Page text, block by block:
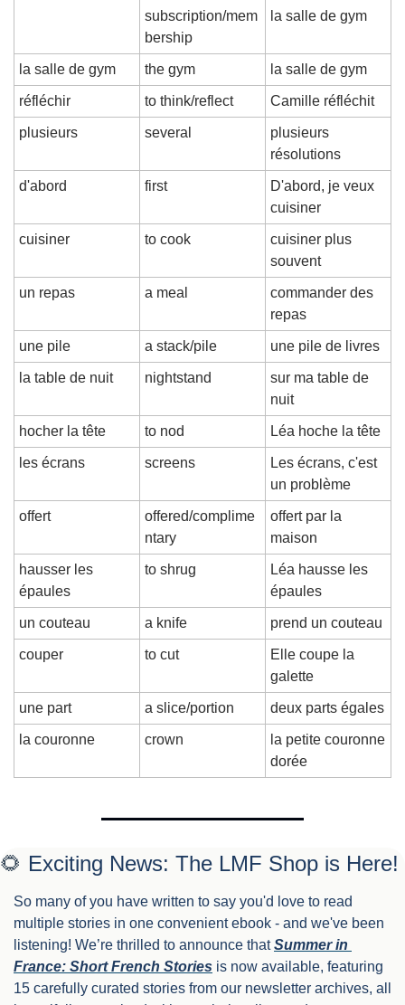
subscription/mem
bership
la salle de gym
la salle de gym the gym la salle de gym
réfléchir to think/reflect Camille réfléchit
plusieurs several
plusieurs
résolutions
d'abord first
D'abord, je veux
cuisiner
cuisiner to cook
cuisiner plus
souvent
un repas a meal
commander des
repas
une pile a stack/pile une pile de livres
la table de nuit nightstand
sur ma table de
nuit
hocher la tête to nod Léa hoche la tête
les écrans screens
Les écrans, c'est
un problème
offert
offered/complime
ntary
offert par la
maison
hausser les
épaules
to shrug
Léa hausse les
épaules
un couteau a knife prend un couteau
couper to cut
Elle coupe la
galette
une part a slice/portion deux parts égales
la couronne crown
la petite couronne
dorée
🌻 Exciting News: The LMF Shop is Here!
So many of you have written to say you'd love to read
multiple stories in one convenient ebook - and we've been
listening! We’re thrilled to announce that Summer in
France: Short French Stories is now available, featuring
15 carefully curated stories from our newsletter archives, all